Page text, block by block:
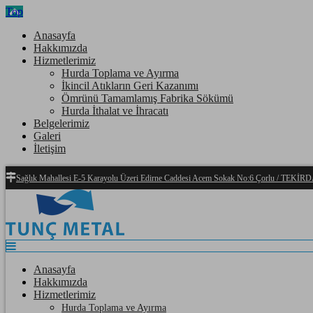
Top
Anasayfa
Hakkımızda
Hizmetlerimiz
Hurda Toplama ve Ayırma
İkincil Atıkların Geri Kazanımı
Ömrünü Tamamlamış Fabrika Sökümü
Hurda İthalat ve İhracatı
Belgelerimiz
Galeri
İletişim
Sağlık Mahallesi E-5 Karayolu Üzeri Edirne Caddesi Acem Sokak No:6 Çorlu /
Anasayfa
Hakkımızda
Hizmetlerimiz
Hurda Toplama ve Ayırma